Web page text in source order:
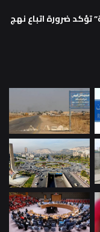
تؤكد ضرورة اتباع نهج